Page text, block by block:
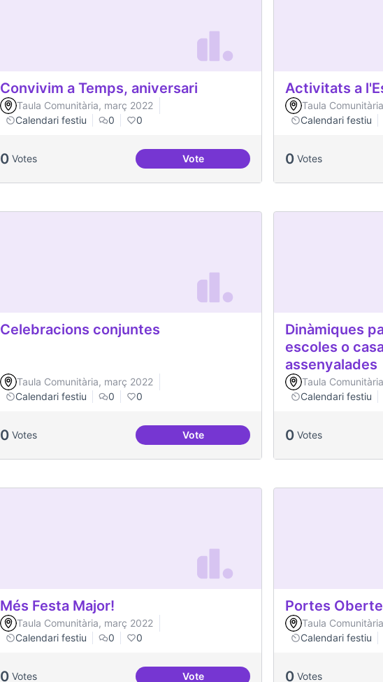
Convivim a Temps, aniversari
Taula Comunitària, març 2022
Calendari festiu
0 0
0 Votes VoteConvivim a Temps, aniversari
Activitats a
Taula
Calendari festiu
0 Votes
Celebracions conjuntes
Taula Comunitària, març 2022
Calendari festiu
0 0
0 Votes VoteCelebracions conjuntes
Dinàmiques
escoles o
assenyalades
Taula
Calendari festiu
0 Votes
Més Festa Major!
Taula Comunitària, març 2022
Calendari festiu
0 0
0 Votes Vote
Portes
Taula
Calendari festiu
0 Votes